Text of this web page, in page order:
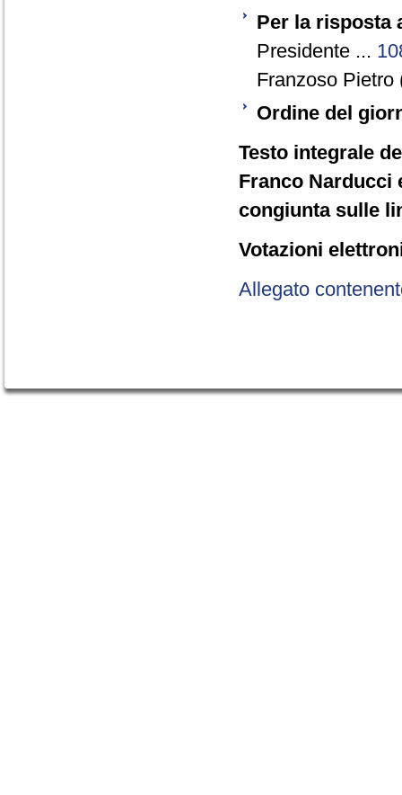
Per la risposta
Presidente ...
Franzoso
Ordine del
Testo integrale
Franco Narducci
congiunta sulle
Votazioni
Allegato